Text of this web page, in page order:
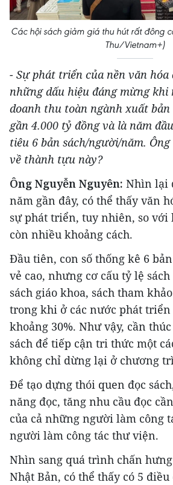
Các hội sách giảm giá thu hút rất đông
Thu/Vietnam+)
- Sự phát triển của nền văn hóa
những dấu hiệu đáng mừng khi
doanh thu toàn ngành xuất
gần 4.000 tỷ đồng và là năm
tiêu 6 bản sách/người/năm.
về thành tựu này?
Ông Nguyễn Nguyên: Nhìn lại
năm gần đây, có thể thấy văn
sự phát triển, tuy nhiên, so với
còn nhiều khoảng cách.
Ðầu tiên, con số thống kê 6
vẻ cao, nhưng cơ cấu tỷ lệ
sách giáo khoa, sách tham
trong khi ở các nước phát triển
khoảng 30%. Như vậy, cần
sách để tiếp cận tri thức một
không chỉ dừng lại ở chương
Để tạo dựng thói quen đọc
năng đọc, tăng nhu cầu đọc
của cả những người làm công
người làm công tác thư viện.
Nhìn sang quá trình chấn
Nhật Bản, có thể thấy có 5